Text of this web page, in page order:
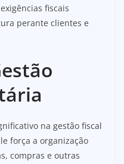
fiscais
perante clientes e
na gestão fiscal
força a organização
compras e outras